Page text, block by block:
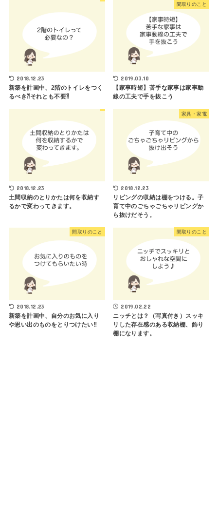
2018.12.23
新築を計画中、2階のトイレをつく
るべき⁈それとも不要⁈
間取りのこと
2019.03.10
【家事時短】苦手な家事は家事動
線の工夫で手を抜こう
2018.12.23
土間収納のとりかたは何を収納す
るかで変わってきます。
家具・家電
2018.12.23
リビングの収納は棚をつける。子
育て中のごちゃごちゃリビングか
ら抜けだそう。
間取りのこと
2018.12.23
新築を計画中、自分のお気に入り
や思い出のものをとりつけたい‼︎
間取りのこと
2019.02.22
ニッチとは？（写真付き）スッキ
リした存在感のある収納棚、飾り
棚になります。